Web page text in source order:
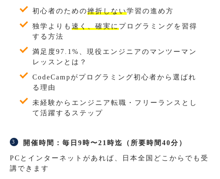
初心者のための挫折しない学習の進め方
独学よりも 速く、確実に プログラミングを習得
する方法
満足度97.1%、現役エンジニアのマンツーマン
レッスンとは？
CodeCampがプログラミング初心者から選ばれ
る理由
未経験からエンジニア転職・フリーランスとし
て活躍するステップ
開催時間：毎日9時〜21時迄（所要時間40分）
PCとインターネットがあれば、日本全国どこからでも受
講できます